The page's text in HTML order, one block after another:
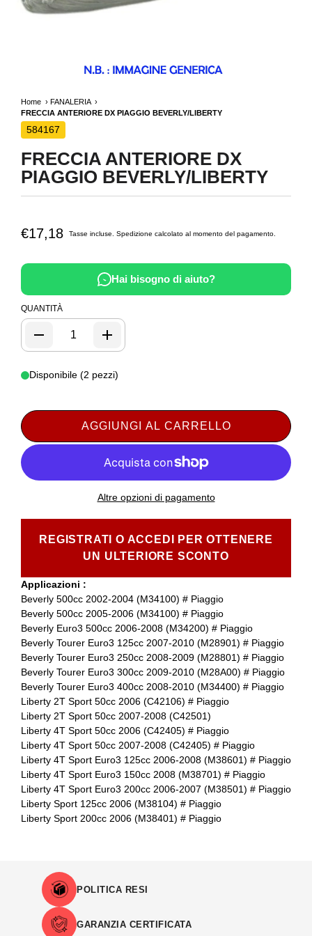
Home
FANALERIA
FRECCIA ANTERIORE DX PIAGGIO BEVERLY/LIBERTY
584167
FRECCIA ANTERIORE DX
PIAGGIO BEVERLY/LIBERTY
€17,18 Tasse incluse. Spedizione calcolato al momento del pagamento.
Hai bisogno di aiuto?
QUANTITÀ
Disponibile (2 pezzi)
AGGIUNGI AL CARRELLO
Altre opzioni di pagamento
REGISTRATI O ACCEDI PER OTTENERE
UN ULTERIORE SCONTO
Applicazioni :
Beverly 500cc 2002-2004 (M34100) # Piaggio
Beverly 500cc 2005-2006 (M34100) # Piaggio
Beverly Euro3 500cc 2006-2008 (M34200) # Piaggio
Beverly Tourer Euro3 125cc 2007-2010 (M28901) # Piaggio
Beverly Tourer Euro3 250cc 2008-2009 (M28801) # Piaggio
Beverly Tourer Euro3 300cc 2009-2010 (M28A00) # Piaggio
Beverly Tourer Euro3 400cc 2008-2010 (M34400) # Piaggio
Liberty 2T Sport 50cc 2006 (C42106) # Piaggio
Liberty 2T Sport 50cc 2007-2008 (C42501)
Liberty 4T Sport 50cc 2006 (C42405) # Piaggio
Liberty 4T Sport 50cc 2007-2008 (C42405) # Piaggio
Liberty 4T Sport Euro3 125cc 2006-2008 (M38601) # Piaggio
Liberty 4T Sport Euro3 150cc 2008 (M38701) # Piaggio
Liberty 4T Sport Euro3 200cc 2006-2007 (M38501) # Piaggio
Liberty Sport 125cc 2006 (M38104) # Piaggio
Liberty Sport 200cc 2006 (M38401) # Piaggio
POLITICA RESI
GARANZIA CERTIFICATA